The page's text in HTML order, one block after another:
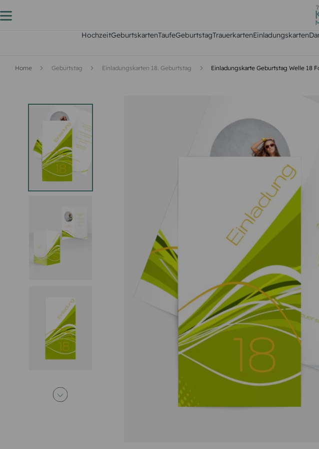
HochzeitGeburtskartenTaufeGeburtstagTrauerkartenEinladungskarten
Home Geburtstag Einladungskarten 18. Geburtstag Einladungskarte Geburtstag Welle 18